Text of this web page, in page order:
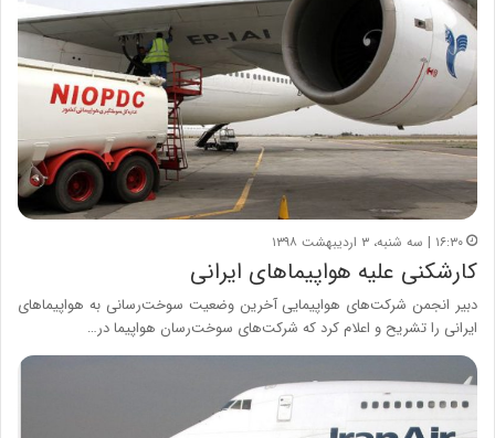
۱۶:۳۰ | سه شنبه، ۳ اردیبهشت ۱۳۹۸
کارشکنی علیه هواپیماهای ایرانی
دبیر انجمن شرکت‌های هواپیمایی آخرین وضعیت سوخت‌رسانی به هواپیماهای
ایرانی را تشریح و اعلام کرد که شرکت‌های سوخت‌رسان هواپیما در…